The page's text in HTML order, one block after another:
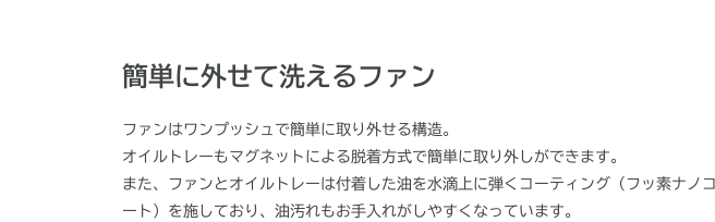
簡単に外せて洗えるファン
ファンはワンプッシュで簡単に取り外せる構造。
オイルトレーもマグネットによる脱着方式で簡単に取り外しができます。
また、ファンとオイルトレーは付着した油を水滴上に弾くコーティング（フッ素ナノコ
ート）を施しており、油汚れもお手入れがしやすくなっています。